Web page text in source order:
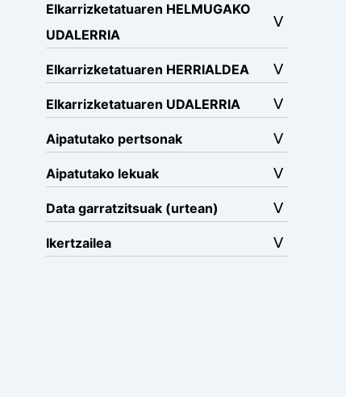
Elkarrizketatuaren HELMUGAKO
UDALERRIA
Elkarrizketatuaren HERRIALDEA
Elkarrizketatuaren UDALERRIA
Aipatutako pertsonak
Aipatutako lekuak
Data garratzitsuak (urtean)
Ikertzailea